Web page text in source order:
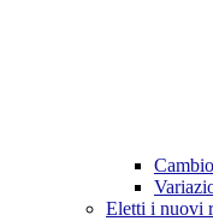
Eletti i nuovi